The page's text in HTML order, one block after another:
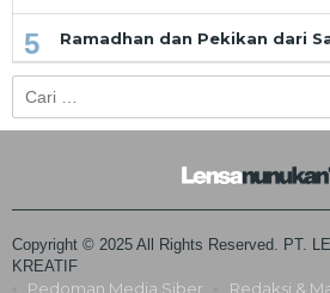
5 Ramadhan dan Pekikan dari
untuk:
Copyright © 2025 All Rights Reserved. PT.
KREATIF
Pedoman Media Siber Redaksi &